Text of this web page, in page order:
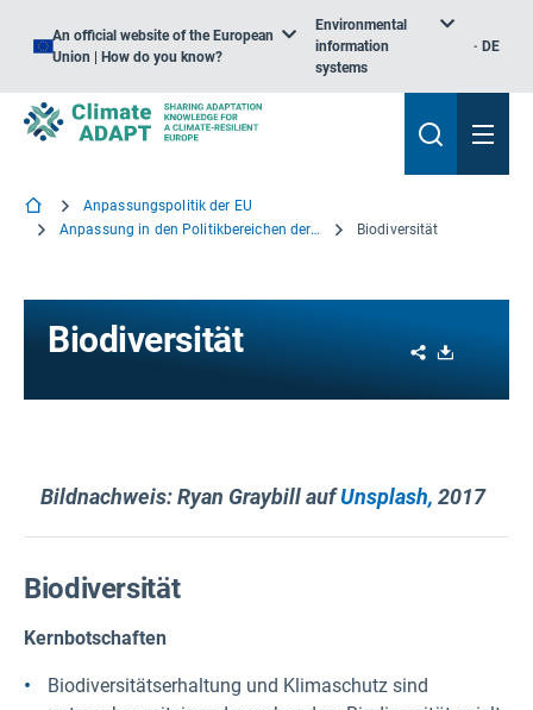
An official website of the European
Union | How do you know?
Environmental
information
systems
DE
Anpassungspolitik der EU
Anpassung in den Politikbereichen der EU
Biodiversität
Biodiversität Share
Bildnachweis: Ryan Graybill aufUnsplash, 2017
Biodiversität
Kernbotschaften
Biodiversitätserhaltung und Klimaschutz sind